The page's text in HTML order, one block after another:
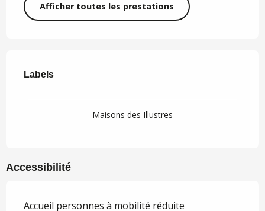
Afficher toutes les prestations
Labels
Labels
Maisons des Illustres
Accessibilité
Accueil personnes à mobilité réduite